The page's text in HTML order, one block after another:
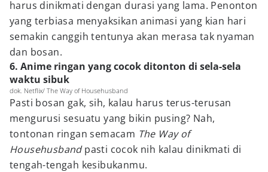
harus dinikmati dengan durasi yang lama. Penonton
yang terbiasa menyaksikan animasi yang kian hari
semakin canggih tentunya akan merasa tak nyaman
dan bosan.
6. Anime ringan yang cocok ditonton di sela-sela
waktu sibuk
dok. Netflix/ The Way of Househusband
Pasti bosan gak, sih, kalau harus terus-terusan
mengurusi sesuatu yang bikin pusing? Nah,
tontonan ringan semacam The Way of
Househusbandpasti cocok nih kalau dinikmati di
tengah-tengah kesibukanmu.